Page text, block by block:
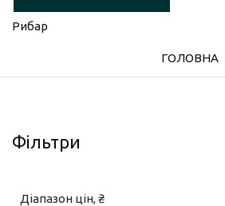
Рибар
ГОЛОВНА
Фільтри
Діапазон цін, ₴